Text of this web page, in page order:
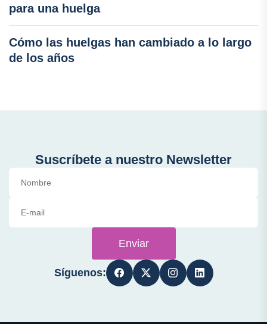
para una huelga
Cómo las huelgas han cambiado a lo largo
de los años
Suscríbete a nuestro Newsletter
Enviar
Síguenos: